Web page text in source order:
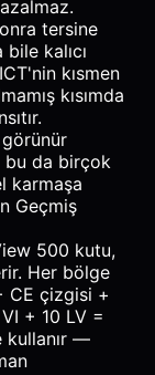
tersine
kalıcı
kısmen
kısımda
bu da birçok
karmaşa
Geçmiş
500 kutu,
Her bölge
CE çizgisi +
+ 10 LV =
kullanır —